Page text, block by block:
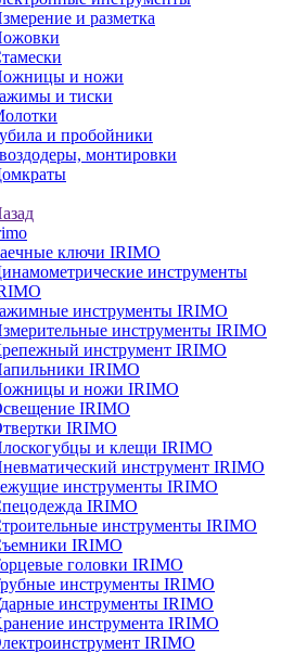
и разметка
и ножи
и тиски
и пробойники
монтировки
ключи IRIMO
инструменты
инструменты IRIMO
инструменты IRIMO
инструмент IRIMO
IRIMO
и ножи IRIMO
IRIMO
IRIMO
и клещи IRIMO
инструмент IRIMO
инструменты IRIMO
IRIMO
инструменты IRIMO
IRIMO
головки IRIMO
инструменты IRIMO
инструменты IRIMO
инструмента IRIMO
IRIMO